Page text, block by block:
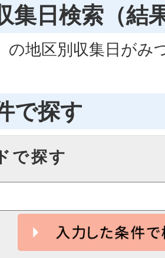
集日検索 （結
の地区別収集日がみ
で探す
で探す